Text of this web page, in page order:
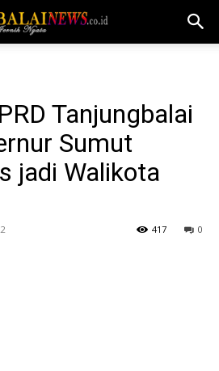
Tanjungbalai
Sumut
jadi Walikota
0
417